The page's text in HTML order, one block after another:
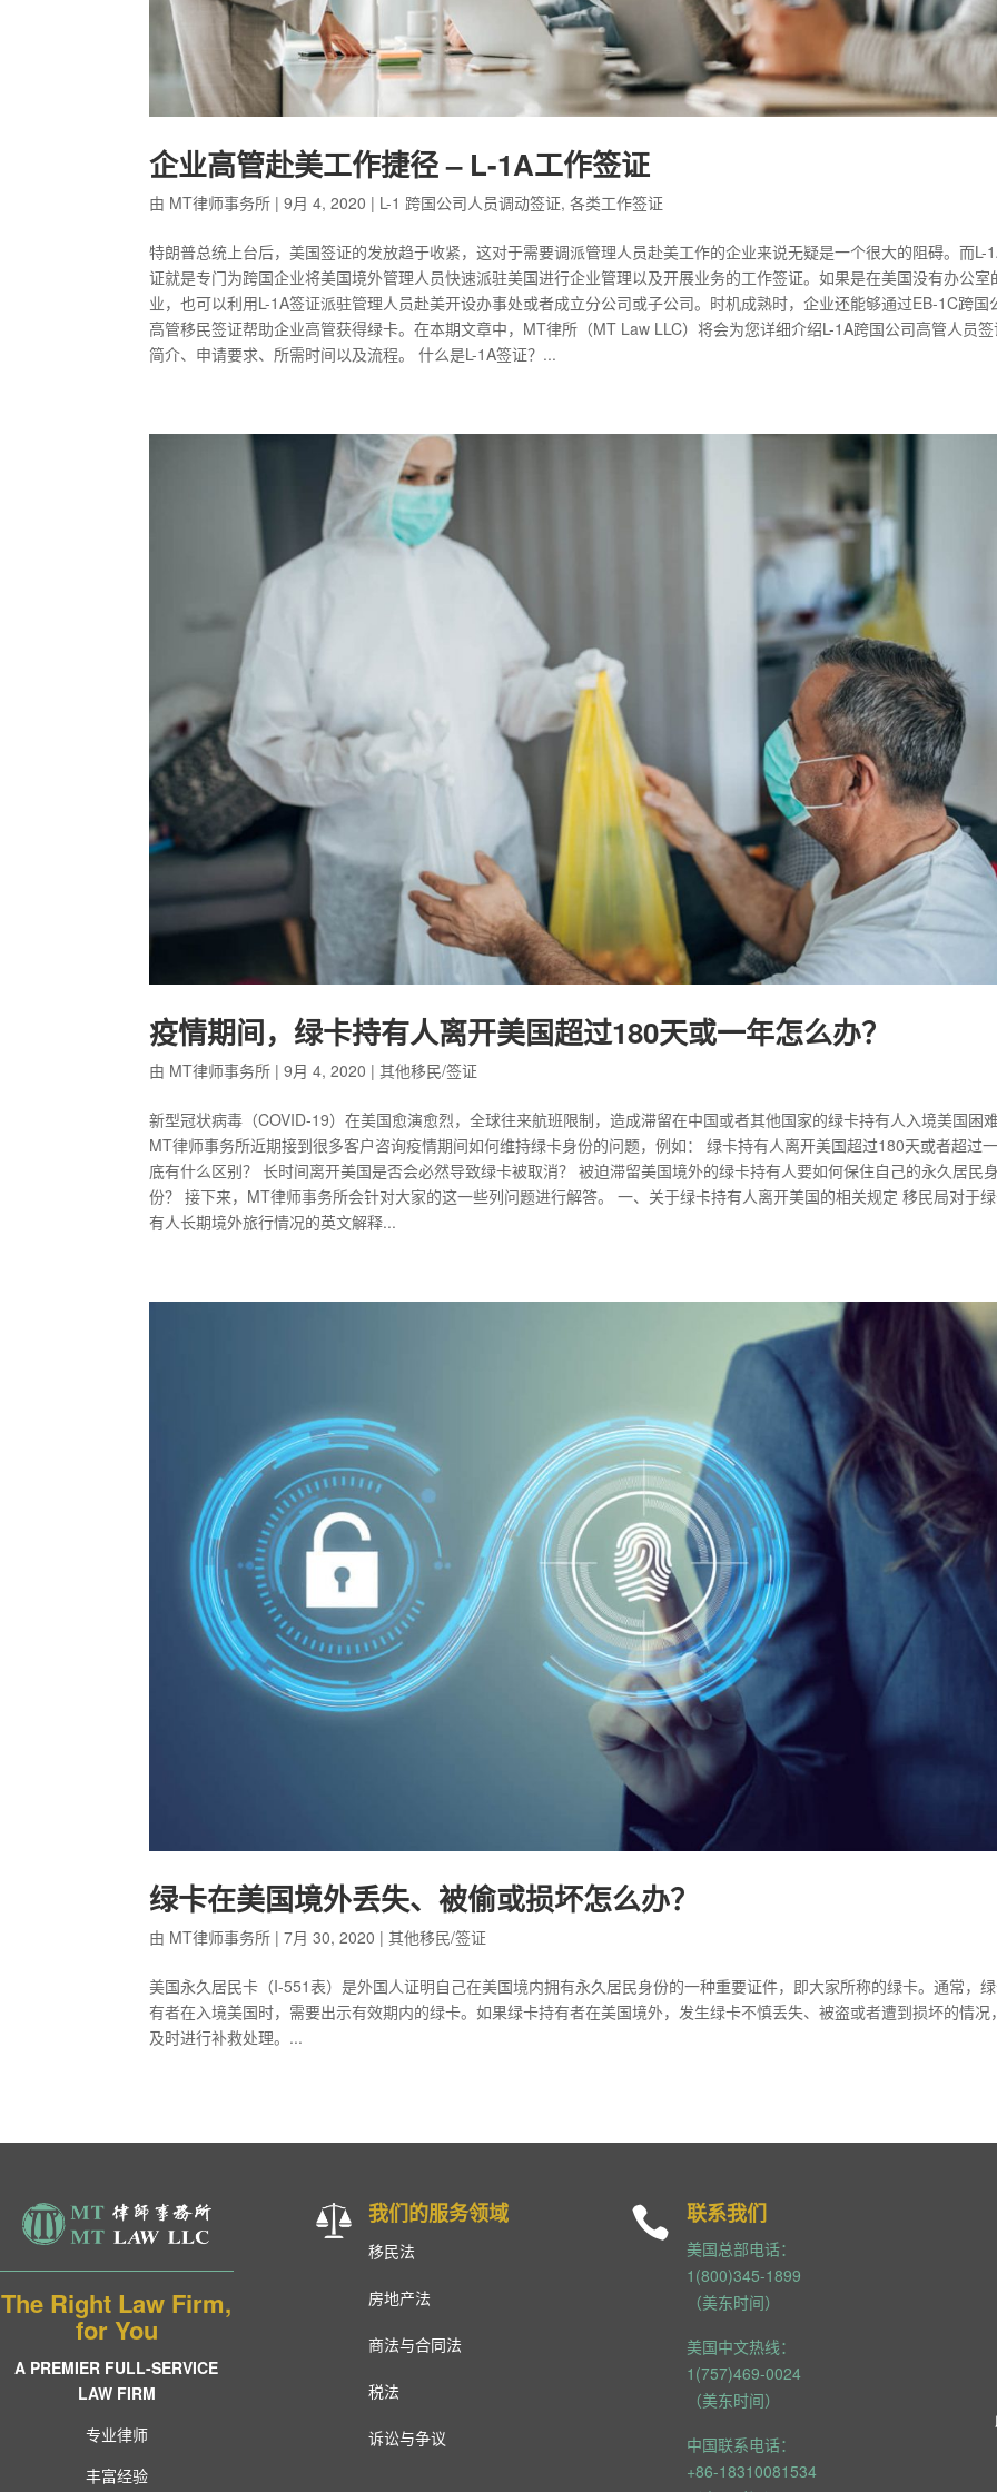
企业高管赴美工作捷径 – L-1A工作签证
由 MT律师事务所 |9月 4, 2020 | L-1 跨国公司人员调动签证,各类工作签证
特朗普总统上台后，美国签证的发放趋于收紧，这对于需要调派管理人员赴美工作的企业来说无疑是一个很大的阻碍。而L-
证就是专门为跨国企业将美国境外管理人员快速派驻美国进行企业管理以及开展业务的工作签证。如果是在美国没有办公室
业，也可以利用L-1A签证派驻管理人员赴美开设办事处或者成立分公司或子公司。时机成熟时，企业还能够通过EB-1C跨国
高管移民签证帮助企业高管获得绿卡。在本期文章中，MT律所（MT Law LLC）将会为您详细介绍L-1A跨国公司高管人员
简介、申请要求、所需时间以及流程。 什么是L-1A签证？...
疫情期间，绿卡持有人离开美国超过180天或一年怎么办？
由 MT律师事务所 |9月 4, 2020 |其他移民/签证
新型冠状病毒（COVID-19）在美国愈演愈烈，全球往来航班限制，造成滞留在中国或者其他国家的绿卡持有人入境美国困
MT律师事务所近期接到很多客户咨询疫情期间如何维持绿卡身份的问题，例如： 绿卡持有人离开美国超过180天或者超过
底有什么区别？ 长时间离开美国是否会必然导致绿卡被取消？ 被迫滞留美国境外的绿卡持有人要如何保住自己的永久居民
份？ 接下来，MT律师事务所会针对大家的这一些列问题进行解答。 一、关于绿卡持有人离开美国的相关规定 移民局对于
有人长期境外旅行情况的英文解释...
绿卡在美国境外丢失、被偷或损坏怎么办？
由 MT律师事务所 |7月 30, 2020 |其他移民/签证
美国永久居民卡（I-551表）是外国人证明自己在美国境内拥有永久居民身份的一种重要证件，即大家所称的绿卡。通常，
有者在入境美国时，需要出示有效期内的绿卡。如果绿卡持有者在美国境外，发生绿卡不慎丢失、被盗或者遭到损坏的情况
及时进行补救处理。...
The Right Law Firm,
for You
A PREMIER FULL-SERVICE
LAW FIRM
专业律师
丰富经验
我们的服务领域
移民法
房地产法
商法与合同法
税法
诉讼与争议
 联系我们
美国总部电话：
1(800)345-1899
（美东时间）
美国中文热线：
1(757)469-0024
（美东时间）
中国联系电话：
+86-18310081534